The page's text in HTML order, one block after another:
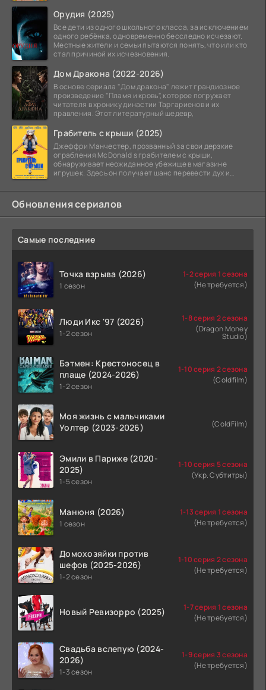
Орудия (2025)
Все дети из одного школьного класса, за исключением
одного ребёнка, одновременно бесследно исчезают.
Местные жители и семьи пытаются понять, что или кто
стал причиной их исчезновения.
Дом Дракона (2022-2026)
В основе сериала "Дом дракона" лежит грандиозное
произведение "Пламя и кровь", которое погружает
читателя в хронику династии Таргариенов и их
правления. Этот литературный шедевр,
Грабитель с крыши (2025)
Джеффри Манчестер, прозванный за свои дерзкие
ограбления McDonald s грабителем с крыши,
обнаруживает неожиданное убежище в магазине
игрушек. Здесь он получает шанс перевести дух и
Обновления сериалов
Самые последние
Точка взрыва (2026)
1 сезон
1-2 серия 1 сезона
(Не требуется)
Люди Икс '97 (2026)
1-2 сезон
1-8 серия 2 сезона
(Dragon Money
Studio)
Бэтмен: Крестоносец в
плаще (2024-2026)
1-2 сезон
1-10 серия 2 сезона
(Coldfilm)
Моя жизнь с мальчиками
Уолтер (2023-2026)
(ColdFilm)
Эмили в Париже (2020-
2025)
1-5 сезон
1-10 серия 5 сезона
(Укр. Субтитры)
Манюня (2026)
1 сезон
1-13 серия 1 сезона
(Не требуется)
Домохозяйки против
шефов (2025-2026)
1-2 сезон
1-10 серия 2 сезона
(Не требуется)
Новый Ревизорро (2025)
1-7 серия 1 сезона
(Не требуется)
Свадьба вслепую (2024-
2026)
1-3 сезон
1-9 серия 3 сезона
(Не требуется)